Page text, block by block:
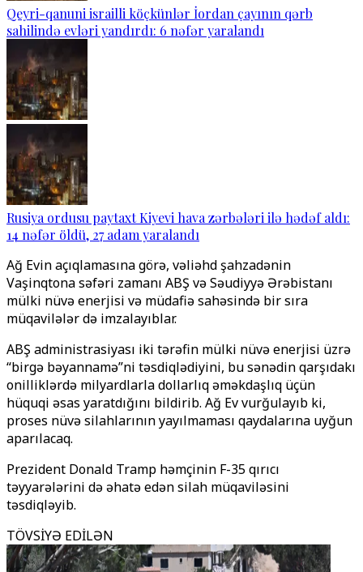
Qeyri-qanuni israilli köçkünlər İordan çayının qərb
sahilində evləri yandırdı: 6 nəfər yaralandı
Rusiya ordusu paytaxt Kiyevi hava zərbələri ilə hədəf aldı:
14 nəfər öldü, 27 adam yaralandı
Ağ Evin açıqlamasına görə, vəliəhd şahzadənin
Vaşinqtona səfəri zamanı ABŞ və Səudiyyə Ərəbistanı
mülki nüvə enerjisi və müdafiə sahəsində bir sıra
müqavilələr də imzalayıblar.
ABŞ administrasiyası iki tərəfin mülki nüvə enerjisi üzrə
“birgə bəyannamə”ni təsdiqlədiyini, bu sənədin qarşıdakı
onilliklərdə milyardlarla dollarlıq əməkdaşlıq üçün
hüquqi əsas yaratdığını bildirib. Ağ Ev vurğulayıb ki,
proses nüvə silahlarının yayılmaması qaydalarına uyğun
aparılacaq.
Prezident Donald Tramp həmçinin F-35 qırıcı
təyyarələrini də əhatə edən silah müqaviləsini
təsdiqləyib.
TÖVSİYƏ EDİLƏN